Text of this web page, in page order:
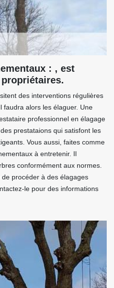
: , est
des interventions régulières
faudra alors les élaguer. Une
professionnel en élagage
prestataions qui satisfont les
Vous aussi, faites comme
à entretenir. Il
conformément aux normes.
de procéder à des élagages
le pour des informations